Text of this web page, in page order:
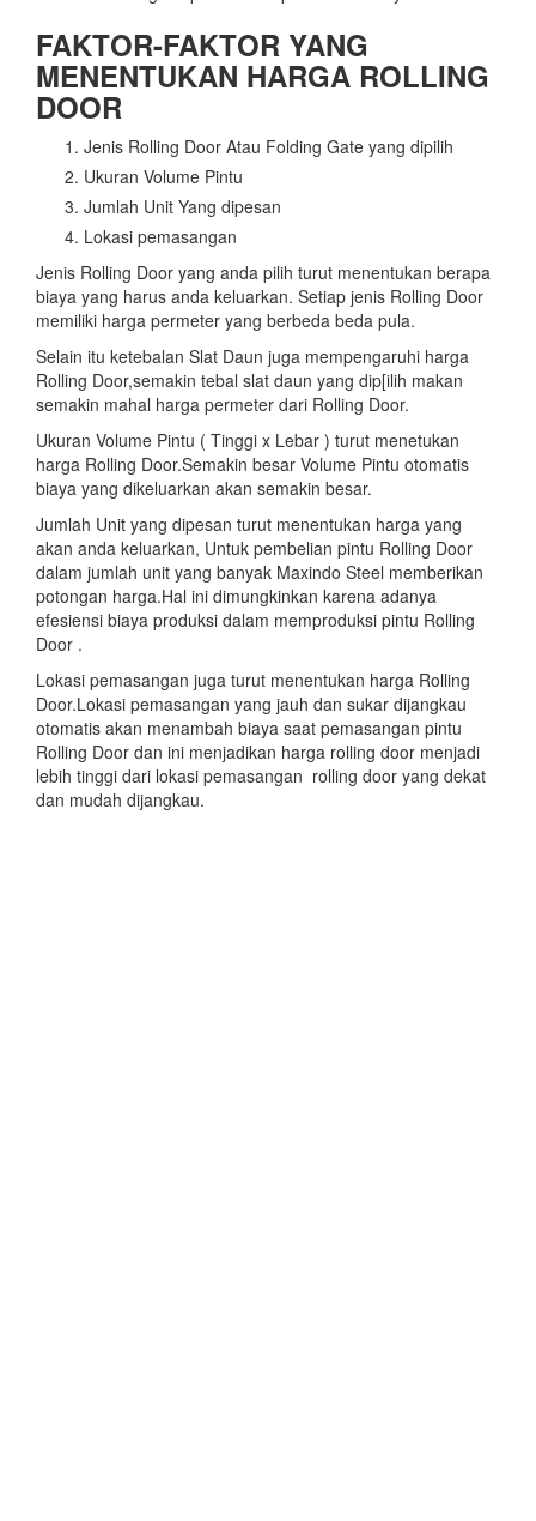
FAKTOR-FAKTOR YANG
MENENTUKAN HARGA ROLLING
DOOR
Jenis Rolling Door Atau Folding Gate yang dipilih
Ukuran Volume Pintu
Jumlah Unit Yang dipesan
Lokasi pemasangan
Jenis Rolling Door yang anda pilih turut menentukan berapa
biaya yang harus anda keluarkan. Setiap jenis Rolling Door
memiliki harga permeter yang berbeda beda pula.
Selain itu ketebalan Slat Daun juga mempengaruhi harga
Rolling Door,semakin tebal slat daun yang dip[ilih makan
semakin mahal harga permeter dari Rolling Door.
Ukuran Volume Pintu ( Tinggi x Lebar ) turut menetukan
harga Rolling Door.Semakin besar Volume Pintu otomatis
biaya yang dikeluarkan akan semakin besar.
Jumlah Unit yang dipesan turut menentukan harga yang
akan anda keluarkan, Untuk pembelian pintu Rolling Door
dalam jumlah unit yang banyak Maxindo Steel memberikan
potongan harga.Hal ini dimungkinkan karena adanya
efesiensi biaya produksi dalam memproduksi pintu Rolling
Door .
Lokasi pemasangan juga turut menentukan harga Rolling
Door.Lokasi pemasangan yang jauh dan sukar dijangkau
otomatis akan menambah biaya saat pemasangan pintu
Rolling Door dan ini menjadikan harga rolling door menjadi
lebih tinggi dari lokasi pemasangan rolling door yang dekat
dan mudah dijangkau.